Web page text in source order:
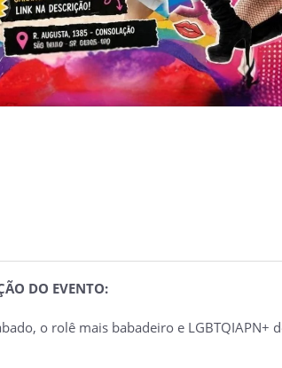
DO EVENTO:
o rolê mais babadeiro e